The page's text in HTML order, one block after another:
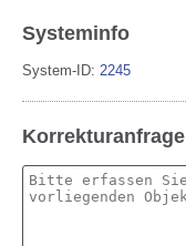
Systeminfo
System-ID: 2245
Korrekturanfrage